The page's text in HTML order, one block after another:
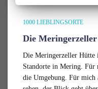
1000 LIEBLINGSORTE
Die
Die Meringerzeller Hütte
Standorte in Mering. Für
die Umgebung. Für mich